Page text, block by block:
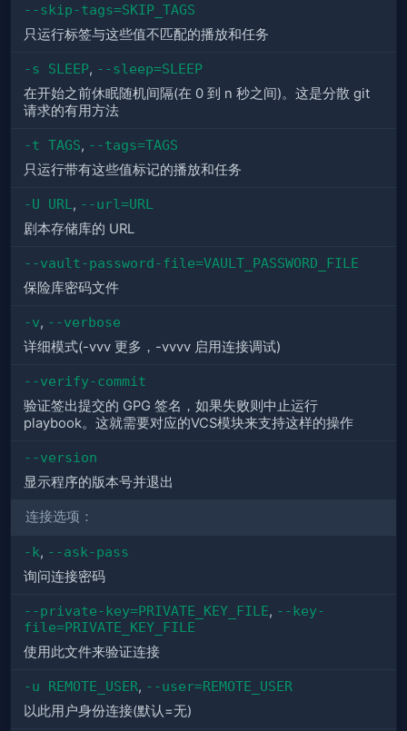
--skip-tags=SKIP_TAGS
只运行标签与这些值不匹配的播放和任务
-s SLEEP, --sleep=SLEEP
在开始之前休眠随机间隔(在 0 到 n 秒之间)。这是分散 git
请求的有用方法
-t TAGS, --tags=TAGS
只运行带有这些值标记的播放和任务
-U URL , --url=URL
剧本存储库的 URL
--vault-password-file=VAULT_PASSWORD_FILE
保险库密码文件
-v, --verbose
详细模式(-vvv 更多，-vvvv 启用连接调试)
--verify-commit
验证签出提交的 GPG 签名，如果失败则中止运行
playbook。这就需要对应的VCS模块来支持这样的操作
--version
显示程序的版本号并退出
连接选项：
-k, --ask-pass
询问连接密码
--private-key=PRIVATE_KEY_FILE, --key-
file=PRIVATE_KEY_FILE
使用此文件来验证连接
-u REMOTE_USER, --user=REMOTE_USER
以此用户身份连接(默认=无)